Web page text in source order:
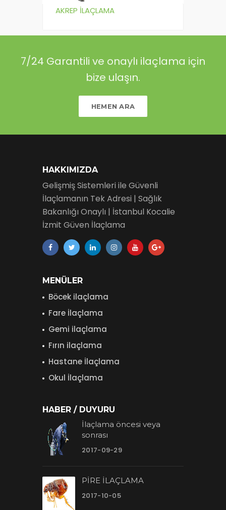
AKREP İLAÇLAMA
7/24 Garantili ve onaylı ilaçlama için
bize ulaşın.
HEMEN ARA
HAKKIMIZDA
Gelişmiş Sistemleri ile Güvenli
İlaçlamanın Tek Adresi | Sağlık
Bakanlığı Onaylı | İstanbul Kocalie
İzmit Güven İlaçlama
MENÜLER
Böcek ilaçlama
Fare İlaçlama
Gemi ilaçlama
Fırın ilaçlama
Hastane İlaçlama
Okul İlaçlama
HABER / DUYURU
İlaçlama öncesi veya
sonrası
2017-09-29
PİRE İLAÇLAMA
2017-10-05